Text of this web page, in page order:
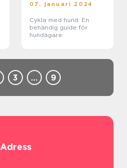
07. januari 2024
Cykla med hund: En
behändig guide för
hundägare
3 … 9
Adress